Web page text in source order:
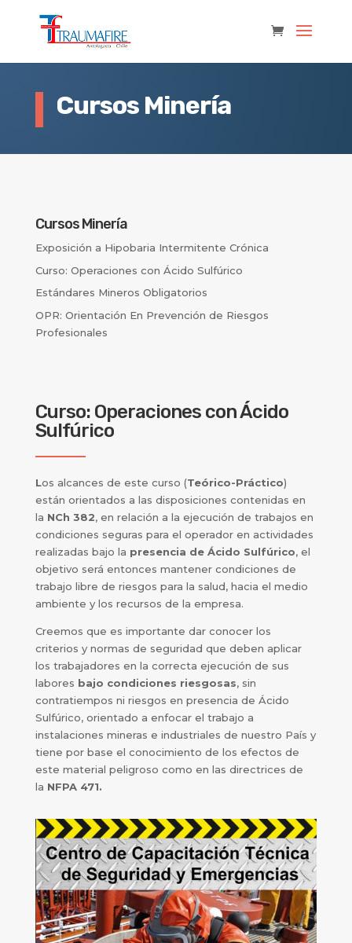
Cursos Minería
Cursos Minería
Exposición a Hipobaria Intermitente Crónica
Curso: Operaciones con Ácido Sulfúrico
Estándares Mineros Obligatorios
OPR: Orientación En Prevención de Riesgos
Profesionales
Curso: Operaciones con Ácido
Sulfúrico
Los alcances de este curso (Teórico-Práctico)
están orientados a las disposiciones contenidas en
la NCh 382, en relación a la ejecución de trabajos en
condiciones seguras para el operador en actividades
realizadas bajo la presencia de Ácido Sulfúrico, el
objetivo será entonces mantener condiciones de
trabajo libre de riesgos para la salud, hacia el medio
ambiente y los recursos de la empresa.
Creemos que es importante dar conocer los
criterios y normas de seguridad que deben aplicar
los trabajadores en la correcta ejecución de sus
labores bajo condiciones riesgosas, sin
contratiempos ni riesgos en presencia de Ácido
Sulfúrico, orientado a enfocar el trabajo a
instalaciones mineras e industriales de nuestro País y
tiene por base el conocimiento de los efectos de
este material peligroso como en las directrices de
la NFPA 471.